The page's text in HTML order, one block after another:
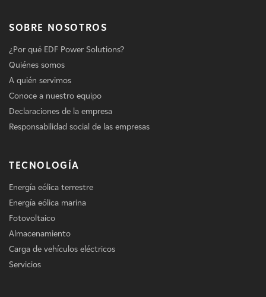
SOBRE NOSOTROS
¿Por qué EDF Power Solutions?
Quiénes somos
A quién servimos
Conoce a nuestro equipo
Declaraciones de la empresa
Responsabilidad social de las empresas
TECNOLOGÍA
Energía eólica terrestre
Energía eólica marina
Fotovoltaico
Almacenamiento
Carga de vehículos eléctricos
Servicios